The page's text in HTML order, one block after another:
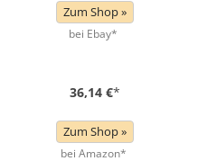
Zum Shop »
bei Ebay*
36,14 €*
Zum Shop »
bei Amazon*